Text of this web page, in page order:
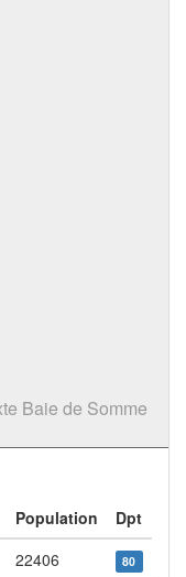
Baie de Somme
Population
Dpt
22406 80